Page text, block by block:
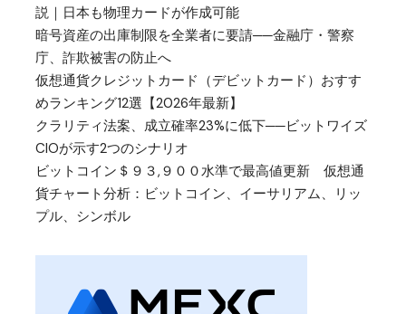
説｜日本も物理カードが作成可能
暗号資産の出庫制限を全業者に要請──金融庁・警察
庁、詐欺被害の防止へ
仮想通貨クレジットカード（デビットカード）おすす
めランキング12選【2026年最新】
クラリティ法案、成立確率23%に低下──ビットワイズ
CIOが示す2つのシナリオ
ビットコイン＄９３,９００水準で最高値更新 仮想通
貨チャート分析：ビットコイン、イーサリアム、リッ
プル、シンボル